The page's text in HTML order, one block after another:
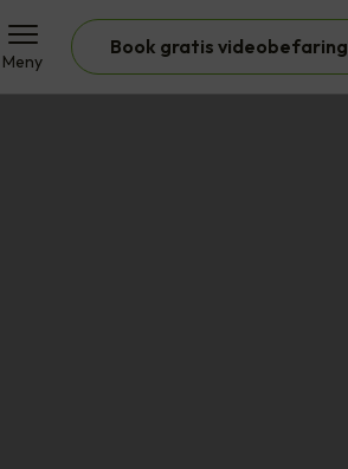
Meny
Book gratis videobefaring